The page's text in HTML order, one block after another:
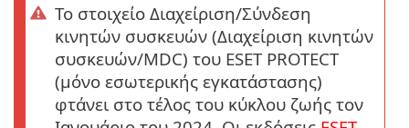
Το στοιχείο Διαχείριση/Σύνδεση
κινητών συσκευών (Διαχείριση κινητών
συσκευών/MDC) του ESET PROTECT
(μόνο εσωτερικής εγκατάστασης)
φτάνει στο τέλος του κύκλου ζωής τον